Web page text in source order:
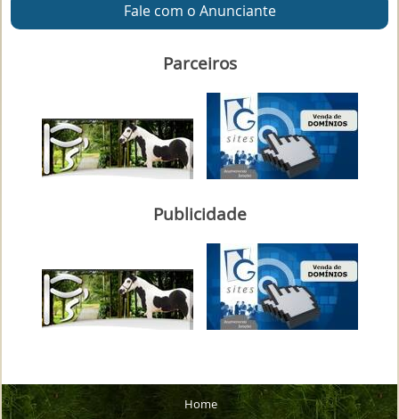
Fale com o Anunciante
Parceiros
Publicidade
Home